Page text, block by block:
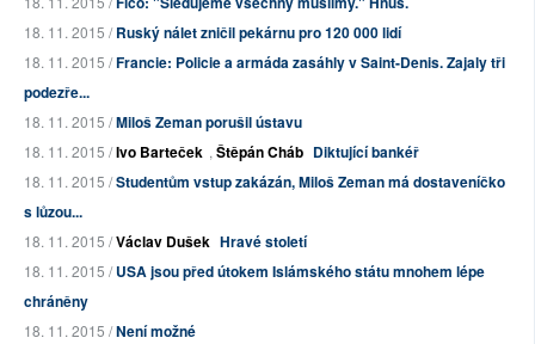
18. 11. 2015 /Ruský nálet zničil pekárnu pro 120 000 lidí
18. 11. 2015 /Francie: Policie a armáda zasáhly v Saint-Denis. Zajaly tři
podezře...
18. 11. 2015 /Miloš Zeman porušil ústavu
18. 11. 2015 /Ivo Barteček , Štěpán Cháb Diktující bankéř
18. 11. 2015 /Studentům vstup zakázán, Miloš Zeman má dostaveníčko
s lůzou...
18. 11. 2015 /Václav Dušek Hravé století
18. 11. 2015 /USA jsou před útokem Islámského státu mnohem lépe
chráněny
18. 11. 2015 /Není možné